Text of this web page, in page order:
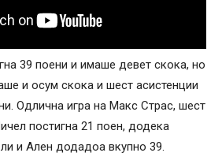
39 поени и имаше девет скока, но
и осум скока и шест асистенции
Одлична игра на Макс Страс, шест
постигна 21 поен, додека
и Ален додадоа вкупно 39.